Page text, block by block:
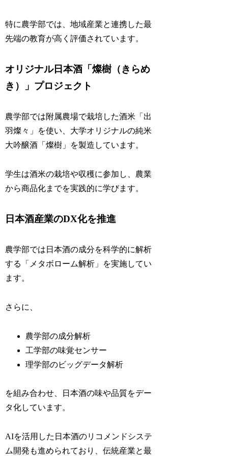
特に農学部では、地域産業と連携した最
先端の教育が高く評価されています。
オリジナル日本酒「燦樹（きらめ
き）」プロジェクト
農学部では附属農場で栽培した酒米「出
羽燦々」を使い、大学オリジナルの純米
大吟醸酒「燦樹」を製造しています。
学生は酒米の栽培や収穫に参加し、農業
から商品化までを実践的に学びます。
日本酒産業のDX化を推進
農学部では日本酒の成分を科学的に解析
する「メタボローム解析」を実施してい
ます。
さらに、
農学部の成分解析
工学部の味覚センサー
理学部のビッグデータ解析
を組み合わせ、日本酒の味や品質をデー
タ化しています。
AIを活用した日本酒のリコメンドシステ
ム開発も進められており、伝統産業と最